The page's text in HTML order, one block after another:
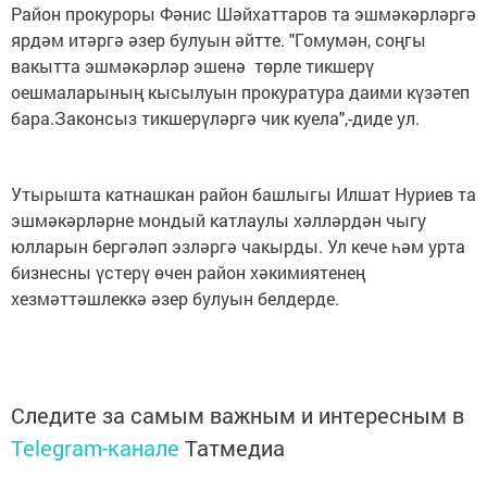
Район прокуроры Фәнис Шәйхаттаров та эшмәкәрләргә
ярдәм итәргә әзер булуын әйтте. "Гомумән, соңгы
вакытта эшмәкәрләр эшенә төрле тикшерү
оешмаларының кысылуын прокуратура даими күзәтеп
бара.Законсыз тикшерүләргә чик куела",-диде ул.
Утырышта катнашкан район башлыгы Илшат Нуриев та
эшмәкәрләрне мондый катлаулы хәлләрдән чыгу
юлларын бергәләп эзләргә чакырды. Ул кече һәм урта
бизнесны үстерү өчен район хәкимиятенең
хезмәттәшлеккә әзер булуын белдерде.
Следите за самым важным и интересным в
Telegram-канале Татмедиа